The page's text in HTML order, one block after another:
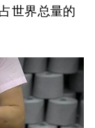
世界总量的